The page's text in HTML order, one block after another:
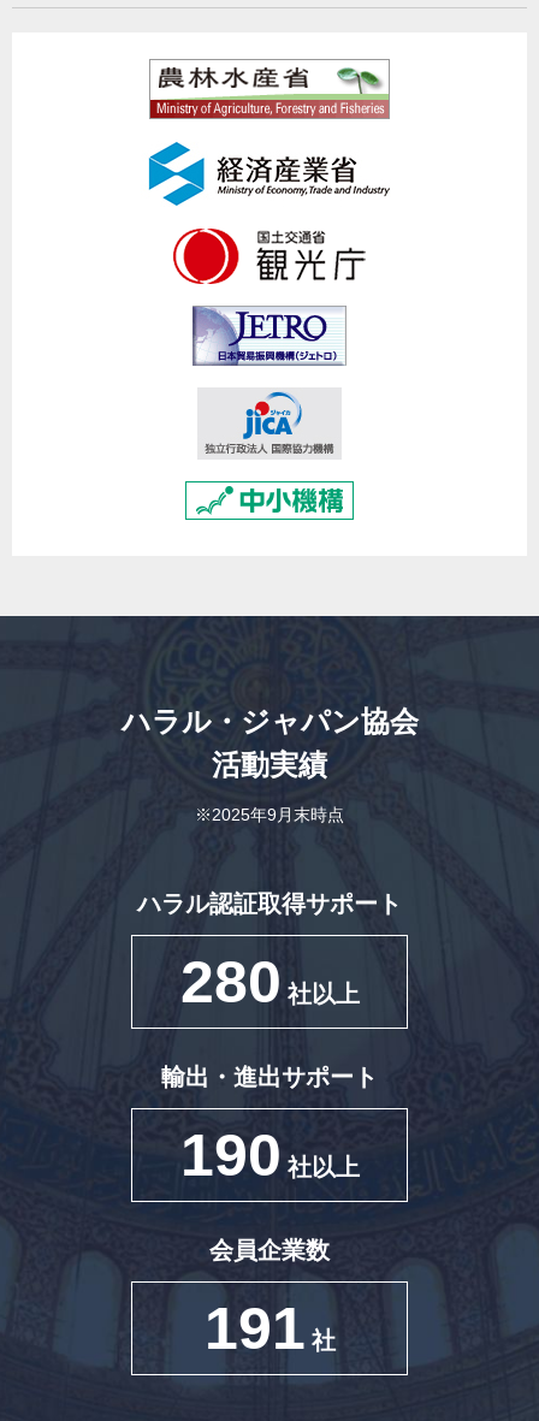
ハラル・ジャパン協会
活動実績
※2025年9月末時点
ハラル認証取得サポート
280 社以上
輸出・進出サポート
190 社以上
会員企業数
191 社